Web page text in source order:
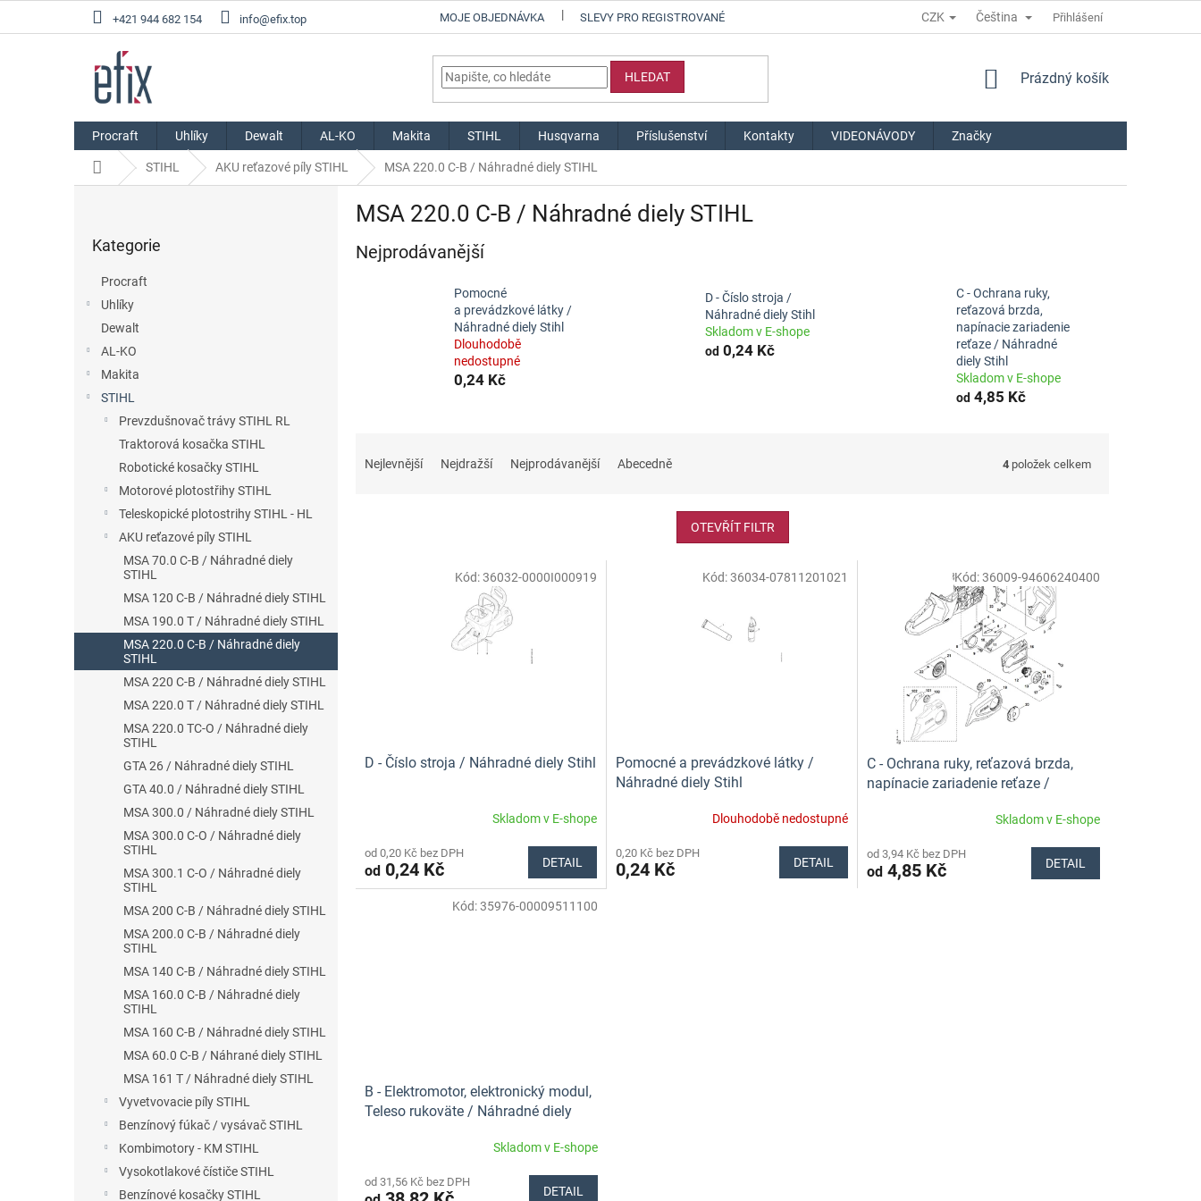
+421 944 682 154 info@efix.top MOJE OBJEDNÁVKA SLEVY PRO REGISTROVANÉ CZK Čeština Přihlášení
HLEDAT
NÁKUPNÍ
Prázdný košík
Procraft Uhlíky Dewalt AL-KO Makita STIHL Husqvarna Příslušenství Kontakty VIDEONÁVODY Značky
Domů STIHL AKU reťazové píly STIHL MSA 220.0 C-B / Náhradné diely STIHL
kategorie
Kategorie
Procraft
Uhlíky
Dewalt
AL-KO
Makita
STIHL
Prevzdušnovač trávy STIHL RL
Traktorová kosačka STIHL
Robotické kosačky STIHL
Motorové plotostřihy STIHL
Teleskopické plotostrihy STIHL - HL
AKU reťazové píly STIHL
MSA 70.0 C-B / Náhradné diely
STIHL
MSA 120 C-B / Náhradné diely STIHL
MSA 190.0 T / Náhradné diely STIHL
MSA 220.0 C-B / Náhradné diely
STIHL
MSA 220 C-B / Náhradné diely STIHL
MSA 220.0 T / Náhradné diely STIHL
MSA 220.0 TC-O / Náhradné diely
STIHL
GTA 26 / Náhradné diely STIHL
GTA 40.0 / Náhradné diely STIHL
MSA 300.0 / Náhradné diely STIHL
MSA 300.0 C-O / Náhradné diely
STIHL
MSA 300.1 C-O / Náhradné diely
STIHL
MSA 200 C-B / Náhradné diely STIHL
MSA 200.0 C-B / Náhradné diely
STIHL
MSA 140 C-B / Náhradné diely STIHL
MSA 160.0 C-B / Náhradné diely
STIHL
MSA 160 C-B / Náhradné diely STIHL
MSA 60.0 C-B / Náhrané diely STIHL
MSA 161 T / Náhradné diely STIHL
Vyvetvovacie píly STIHL
Benzínový fúkač / vysávač STIHL
Kombimotory - KM STIHL
Vysokotlakové čístiče STIHL
Benzínové kosačky STIHL
MSA 220.0 C-B / Náhradné diely STIHL
Nejprodávanější
Pomocné
a prevádzkové látky /
Náhradné diely Stihl
Dlouhodobě
nedostupné
0,24 Kč
D - Číslo stroja /
Náhradné diely Stihl
Skladom v E-shope
od0,24 Kč
C - Ochrana ruky,
reťazová brzda,
napínacie zariadenie
reťaze / Náhradné
diely Stihl
Skladom v E-shope
od4,85 Kč
Nejlevnější Nejdražší Nejprodávanější Abecedně 4 položek celkem
OTEVŘÍT FILTR
D - Číslo stroja / Náhradné diely Stihl
Skladom v E-shope
od 0,20 Kč bez DPH
od 0,24 Kč DETAIL
Kód:36032-0000I000919
Pomocné a prevádzkové látky /
Náhradné diely Stihl
Dlouhodobě nedostupné
0,20 Kč bez DPH
0,24 Kč DETAIL
Kód:36034-07811201021
C - Ochrana ruky, reťazová brzda,
napínacie zariadenie reťaze /
Skladom v E-shope
od 3,94 Kč bez DPH
od4,85 Kč DETAIL
Kód:36009-94606240400
B - Elektromotor, elektronický modul,
Teleso rukoväte / Náhradné diely
Skladom v E-shope
od 31,56 Kč bez DPH
DETAIL
Kód:35976-00009511100